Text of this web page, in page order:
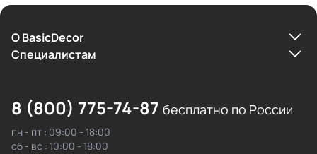
О BasicDecor
Cпециалистам
8 (800) 775-74-87 бесплатно по России
пн - пт : 09:00 - 18:00
сб - вс : 10:00 - 18:00